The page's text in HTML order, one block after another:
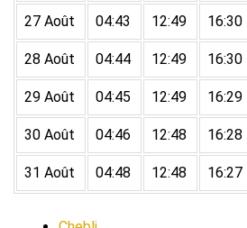
27 Août 04:43 12:49 16:30
28 Août 04:44 12:49 16:30
29 Août 04:45 12:49 16:29
30 Août 04:46 12:48 16:28
31 Août 04:48 12:48 16:27